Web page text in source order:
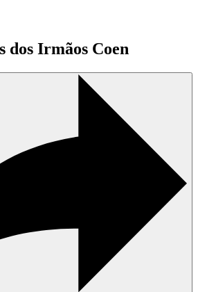
dos Irmãos Coen